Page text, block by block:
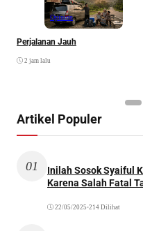
Opinion
Perjalanan Jauh
2 jam lalu
Artikel Populer
01
Inilah Sosok Syaiful
Karena Salah Fatal
22/05/2025 •214 Dilihat